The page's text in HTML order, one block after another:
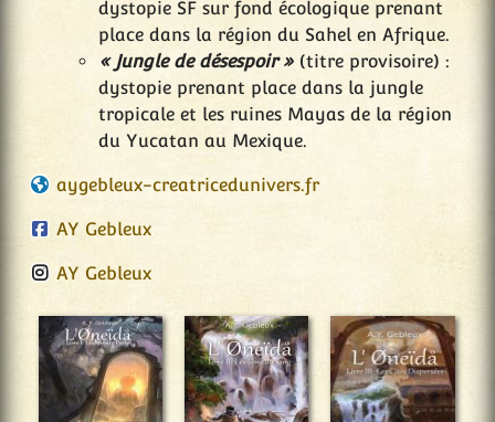
dystopie SF sur fond écologique prenant
place dans la région du Sahel en Afrique.
« Jungle de désespoir » (titre provisoire) :
dystopie prenant place dans la jungle
tropicale et les ruines Mayas de la région
du Yucatan au Mexique.
aygebleux-creatricedunivers.fr
AY Gebleux
AY Gebleux